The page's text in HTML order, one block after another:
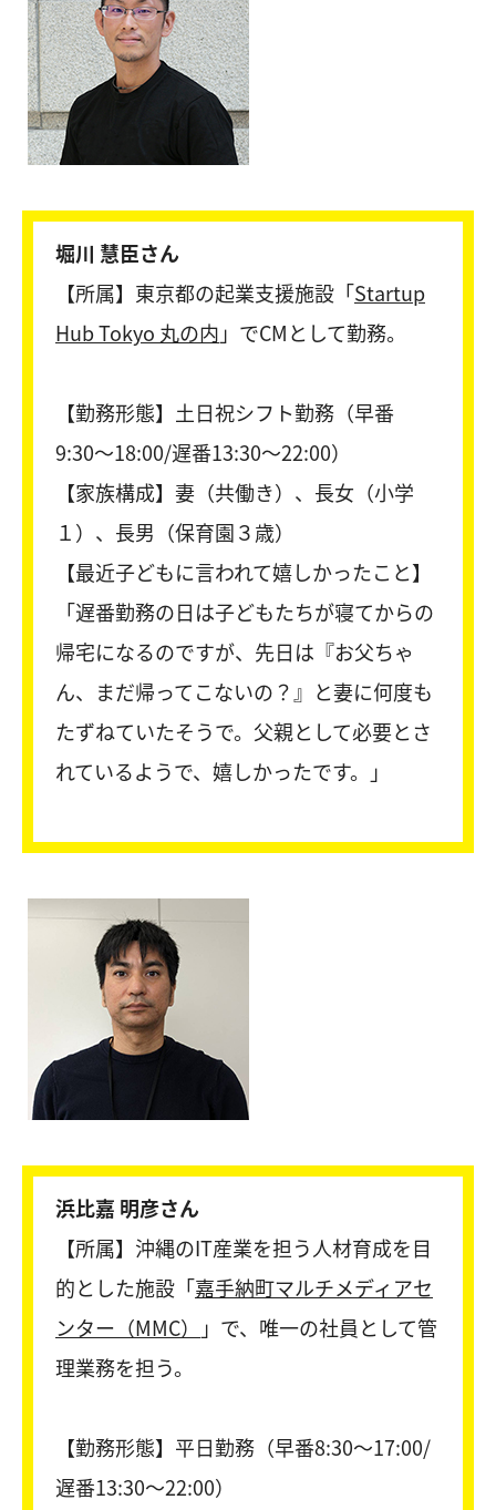
堀川 慧臣さん
【所属】東京都の起業支援施設「Startup
Hub Tokyo 丸の内 」でCMとして勤務。
【勤務形態】土日祝シフト勤務（早番
9:30〜18:00/遅番13:30～22:00）
【家族構成】妻（共働き）、長女（小学
１）、長男（保育園３歳）
【最近子どもに言われて嬉しかったこと】
「遅番勤務の日は子どもたちが寝てからの
帰宅になるのですが、先日は『お父ちゃ
ん、まだ帰ってこないの？』と妻に何度も
たずねていたそうで。父親として必要とさ
れているようで、嬉しかったです。」
浜比嘉 明彦さん
【所属】沖縄のIT産業を担う人材育成を目
的とした施設「嘉手納町マルチメディアセ
ンター（MMC）
」で、唯一の社員として管
理業務を担う。
【勤務形態】平日勤務（早番8:30〜17:00/
遅番13:30～22:00）